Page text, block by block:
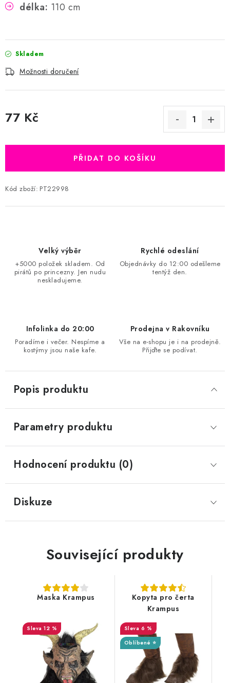
délka: 110 cm
Skladem
Možnosti doručení
77 Kč
PŘIDAT DO KOŠÍKU
Kód zboží: PT22998
Velký výběr
+5000 položek skladem. Od
pirátů po princezny. Jen nudu
neskladujeme.
Rychlé odeslání
Objednávky do 12:00 odešleme
tentýž den.
Infolinka do 20:00
Poradíme i večer. Nespíme a
kostýmy jsou naše kafe.
Prodejna v Rakovníku
Vše na e-shopu je i na prodejně.
Přijďte se podívat.
Popis produktu
Parametry produktu
Hodnocení produktu (0)
Diskuze
Související produkty
Maska Krampus
12 %
Kopyta pro čerta
Krampus
6 %
Oblíbené ⭐